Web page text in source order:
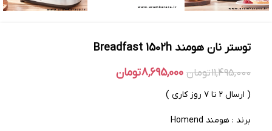
توستر نان هومند Breadfast 1502h
11,495,000تومان 8,695,000تومان
( ارسال ۲ تا ۷ روز کاری )
برند : هومند Homend